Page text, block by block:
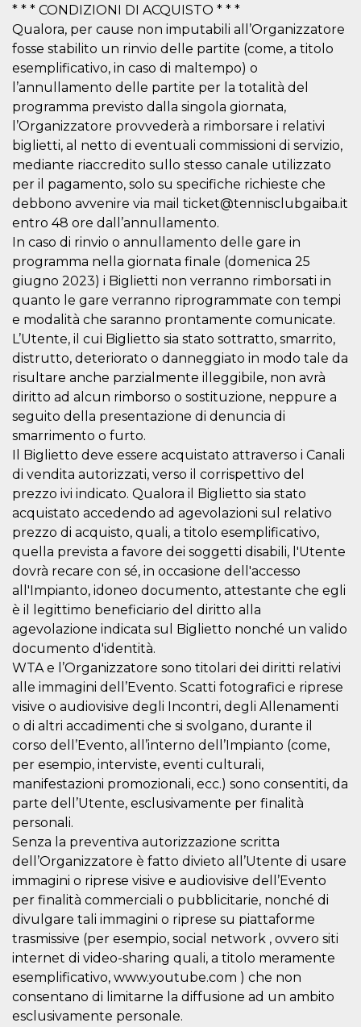
* * * CONDIZIONI DI ACQUISTO * * *
Qualora, per cause non imputabili all’Organizzatore
fosse stabilito un rinvio delle partite (come, a titolo
esemplificativo, in caso di maltempo) o
l’annullamento delle partite per la totalità del
programma previsto dalla singola giornata,
l’Organizzatore provvederà a rimborsare i relativi
biglietti, al netto di eventuali commissioni di servizio,
mediante riaccredito sullo stesso canale utilizzato
per il pagamento, solo su specifiche richieste che
debbono avvenire via mail ticket@tennisclubgaiba.it
entro 48 ore dall’annullamento.
In caso di rinvio o annullamento delle gare in
programma nella giornata finale (domenica 25
giugno 2023) i Biglietti non verranno rimborsati in
quanto le gare verranno riprogrammate con tempi
e modalità che saranno prontamente comunicate.
L’Utente, il cui Biglietto sia stato sottratto, smarrito,
distrutto, deteriorato o danneggiato in modo tale da
risultare anche parzialmente illeggibile, non avrà
diritto ad alcun rimborso o sostituzione, neppure a
seguito della presentazione di denuncia di
smarrimento o furto.
Il Biglietto deve essere acquistato attraverso i Canali
di vendita autorizzati, verso il corrispettivo del
prezzo ivi indicato. Qualora il Biglietto sia stato
acquistato accedendo ad agevolazioni sul relativo
prezzo di acquisto, quali, a titolo esemplificativo,
quella prevista a favore dei soggetti disabili, l'Utente
dovrà recare con sé, in occasione dell'accesso
all'Impianto, idoneo documento, attestante che egli
è il legittimo beneficiario del diritto alla
agevolazione indicata sul Biglietto nonché un valido
documento d'identità.
WTA e l’Organizzatore sono titolari dei diritti relativi
alle immagini dell’Evento. Scatti fotografici e riprese
visive o audiovisive degli Incontri, degli Allenamenti
o di altri accadimenti che si svolgano, durante il
corso dell’Evento, all’interno dell’Impianto (come,
per esempio, interviste, eventi culturali,
manifestazioni promozionali, ecc.) sono consentiti, da
parte dell’Utente, esclusivamente per finalità
personali.
Senza la preventiva autorizzazione scritta
dell’Organizzatore è fatto divieto all’Utente di usare
immagini o riprese visive e audiovisive dell’Evento
per finalità commerciali o pubblicitarie, nonché di
divulgare tali immagini o riprese su piattaforme
trasmissive (per esempio, social network , ovvero siti
internet di video-sharing quali, a titolo meramente
esemplificativo, www.youtube.com ) che non
consentano di limitarne la diffusione ad un ambito
esclusivamente personale.
Nome
type
Descrizione
fbssls_314278995690155
Session
storage
wpEmojiSettingsSupports
Session
storage
cn_uc__
Local
storage
Nome
Provider /
Dominio
Scadenza
c_user
Meta
.facebook.com
4
2 giorni
Cookie di
essere di
o
30 giorni
Platform Inc.
.facebook.com
2 anni
Questo
identifica il
browser
connette a
Facebook.
Facebook
che viene
di accesso
sospette, in
particolare
bot che
afferma
il profilo
ciascun
giorni.
cookie
anche
piace e altri
pulsanti e
molti siti
diversi.
dpr
.facebook.com
settimana
permette di
controllare
della lingua
fr
Meta
Platform Inc.
.facebook.com
3 mesi
Contiene la
ID univoco
dell'utente,
oo
5 anni
consente